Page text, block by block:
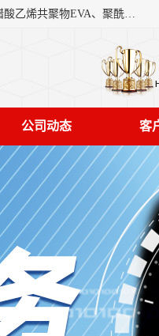
东莞市恒屹国际贸易有限公司（简称：恒屹国际）是一家石化原料综合营销服务商，主营产品乙烯-醋酸乙烯共聚物EVA、聚酰胺PA（尼龙）、醚酯型热塑弹性体TPEE等，公司秉承以市场为导向的战略思想，致力于大宗石化原料在中国市场的营销服务业务，为客户提供一站式的全面服务。
公司动态 客